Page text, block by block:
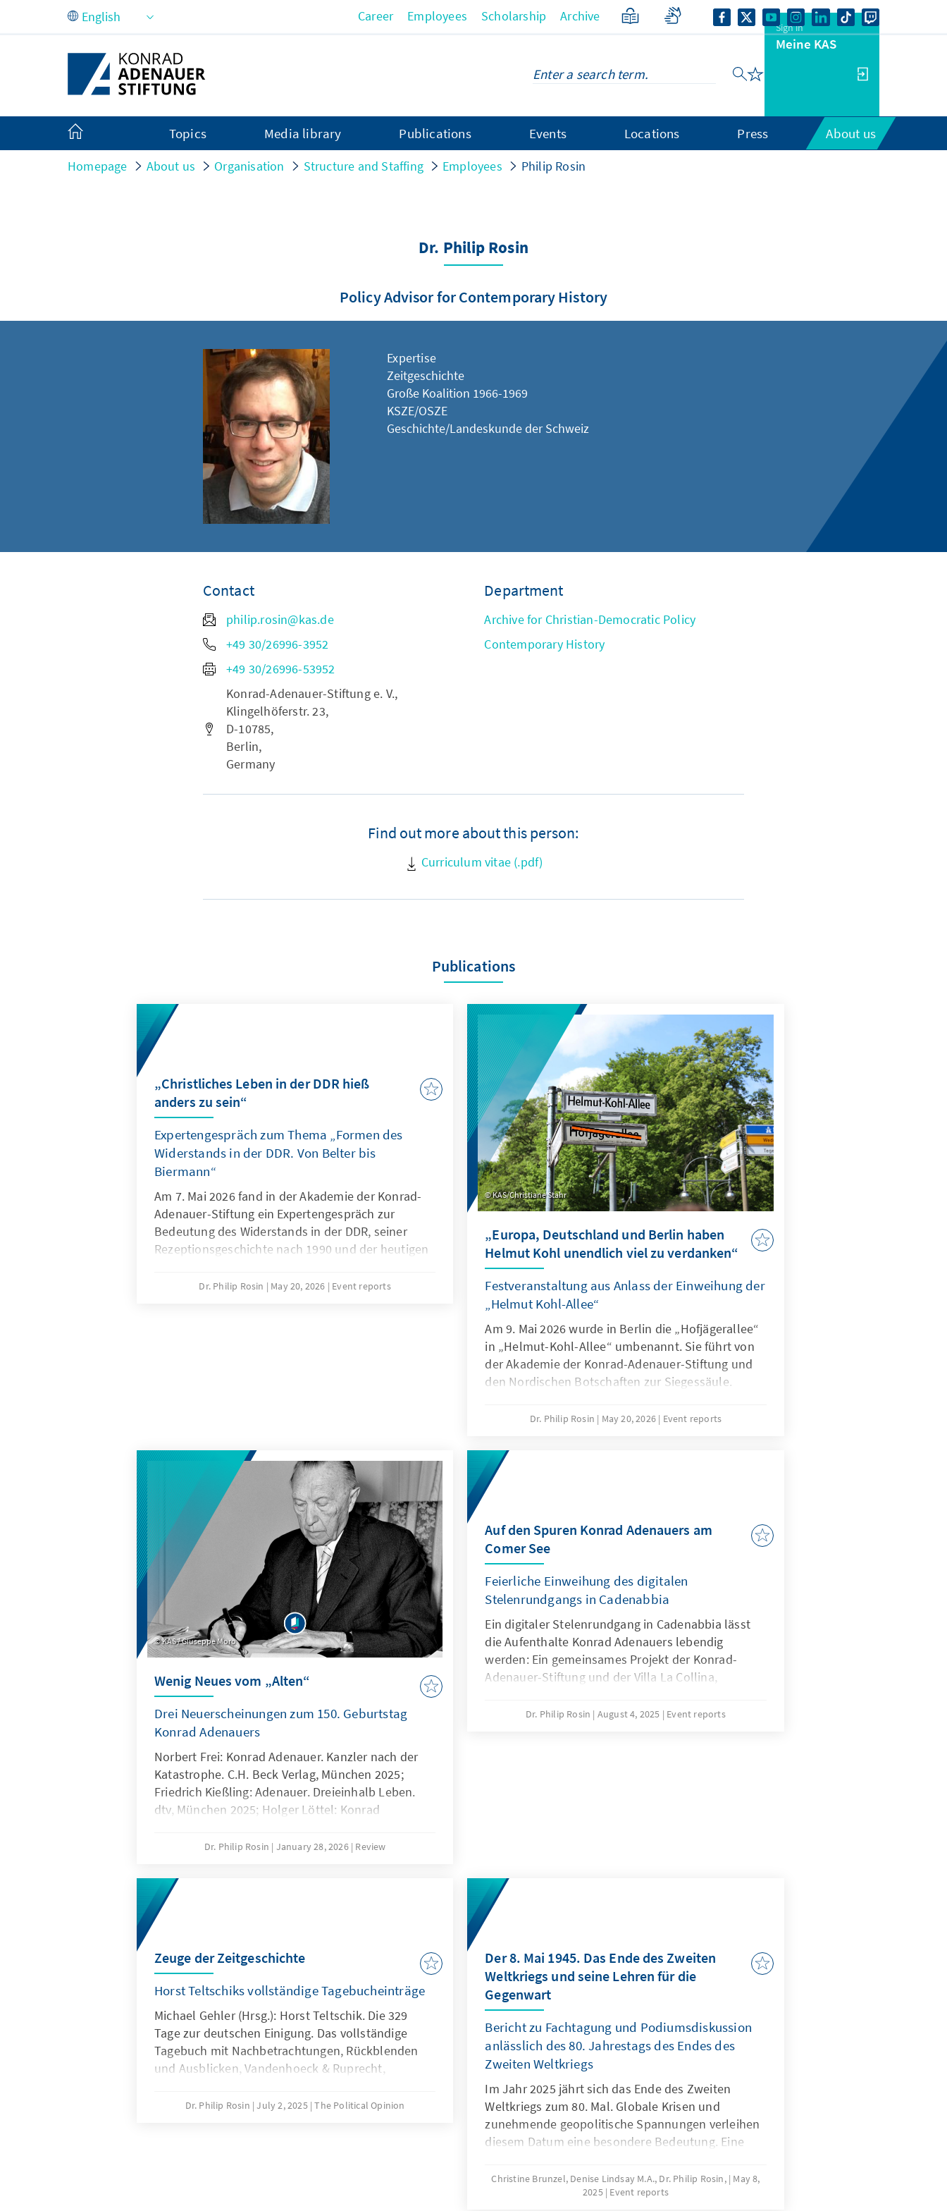
Skip to Main Content Career Employees Scholarship Archive
Sign in
Meine KAS
Topics Media library Publications Events Locations Press About us
Homepage About us Organisation Structure and Staffing Employees Philip Rosin
Dr. Philip Rosin
Policy Advisor for Contemporary History
Expertise
Zeitgeschichte
Große Koalition 1966-1969
KSZE/OSZE
Geschichte/Landeskunde der Schweiz
Contact
philip.rosin@kas.de
+49 30/26996-3952
+49 30/26996-53952
Konrad-Adenauer-Stiftung e. V.,
Klingelhöferstr. 23,
D-10785,
Berlin,
Germany
Department
Archive for Christian-Democratic Policy
Contemporary History
Find out more about this person:
Curriculum vitae (.pdf)
Publications
„Christliches Leben in der DDR hieß
anders zu sein“
Expertengespräch zum Thema „Formen des
Widerstands in der DDR. Von Belter bis
Biermann“
Am 7. Mai 2026 fand in der Akademie der Konrad-
Adenauer-Stiftung ein Expertengespräch zur
Bedeutung des Widerstands in der DDR, seiner
Rezeptionsgeschichte nach 1990 und der heutigen
Dr. Philip Rosin May 20, 2026 Event reports
KAS/Christiane Stahr
„Europa, Deutschland und Berlin haben
Helmut Kohl unendlich viel zu verdanken“
Festveranstaltung aus Anlass der Einweihung der
„Helmut Kohl-Allee“
Am 9. Mai 2026 wurde in Berlin die „Hofjägerallee“
in „Helmut-Kohl-Allee“ umbenannt. Sie führt von
der Akademie der Konrad-Adenauer-Stiftung und
den Nordischen Botschaften zur Siegessäule.
Dr. Philip Rosin May 20, 2026 Event reports
KAS / Giuseppe Moro
Wenig Neues vom „Alten“
Drei Neuerscheinungen zum 150. Geburtstag
Konrad Adenauers
Norbert Frei: Konrad Adenauer. Kanzler nach der
Katastrophe. C.H. Beck Verlag, München 2025;
Friedrich Kießling: Adenauer. Dreieinhalb Leben.
dtv, München 2025; Holger Löttel: Konrad
Verlag, Berlin 2025.
Dr. Philip Rosin January 28, 2026 Review
Auf den Spuren Konrad Adenauers am
Comer See
Feierliche Einweihung des digitalen
Stelenrundgangs in Cadenabbia
Ein digitaler Stelenrundgang in Cadenabbia lässt
die Aufenthalte Konrad Adenauers lebendig
werden: Ein gemeinsames Projekt der Konrad-
Adenauer-Stiftung und der Villa La Collina,
macht historische Orte durch QR-Codes mit
Dr. Philip Rosin August 4, 2025 Event reports
Zeuge der Zeitgeschichte
Horst Teltschiks vollständige Tagebucheinträge
Michael Gehler (Hrsg.): Horst Teltschik. Die 329
Tage zur deutschen Einigung. Das voll­ständige
Tagebuch mit Nachbetrachtungen, Rückblenden
und Aus­blicken, Vandenhoeck & Ruprecht,
Dr. Philip Rosin July 2, 2025 The Political Opinion
Der 8. Mai 1945. Das Ende des Zweiten
Weltkriegs und seine Lehren für die
Gegenwart
Bericht zu Fachtagung und Podiumsdiskussion
anlässlich des 80. Jahrestags des Endes des
Zweiten Weltkriegs
Im Jahr 2025 jährt sich das Ende des Zweiten
Weltkriegs zum 80. Mal. Globale Krisen und
zunehmende geopolitische Spannungen verleihen
diesem Datum eine besondere Bedeutung. Eine
Kriegsende sowohl aus historiographischer
Perspektive als auch mit Blick auf aktuelle
Christine Brunzel, Denise Lindsay M.A., Dr. Philip Rosin, May 8,
2025 Event reports